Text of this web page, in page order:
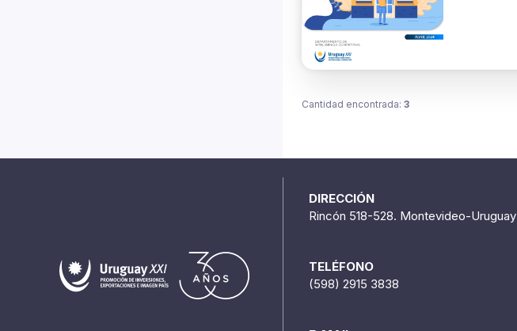
Cantidad encontrada: 3
DIRECCIÓN
Rincón 518-528. Montevideo-Uruguay
TELÉFONO
(598) 2915 3838